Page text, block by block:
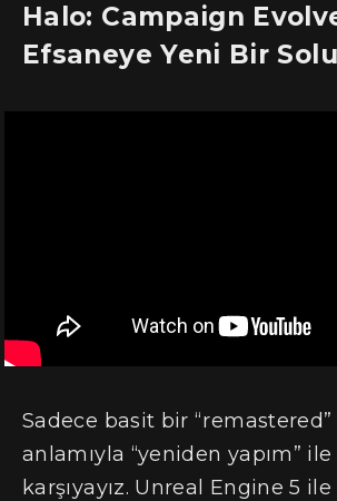
Halo: Campaign
Efsaneye Yeni Bir
Sadece basit bir
anlamıyla “yeniden yapım” ile
karşıyayız. Unreal Engine 5